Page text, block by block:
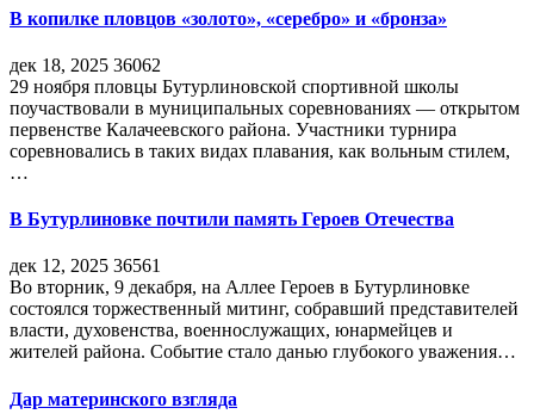
В копилке пловцов «золото», «серебро» и «бронза»
дек 18, 2025 36062
29 ноября пловцы Бутурлиновской спортивной школы
поучаствовали в муниципальных соревнованиях — открытом
первенстве Калачеевского района. Участники турнира
соревновались в таких видах плавания, как вольным стилем,
…
В Бутурлиновке почтили память Героев Отечества
дек 12, 2025 36561
Во вторник, 9 декабря, на Аллее Героев в Бутурлиновке
состоялся торжественный митинг, собравший представителей
власти, духовенства, военнослужащих, юнармейцев и
жителей района. Событие стало данью глубокого уважения…
Дар материнского взгляда